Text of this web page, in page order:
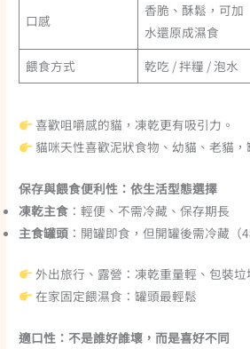
口感
香脆、酥鬆，可加
水還原成濕食
餵食方式
乾吃 / 拌糧 / 泡水
喜歡咀嚼感的貓，凍乾更有吸引力。
貓咪天性喜歡泥狀食物、幼貓、老貓，
保存與餵食便利性：依生活型態選擇
凍乾主食 ：輕便、不需冷藏、保存期長
主食罐頭 ：開罐即食，但開罐後需冷藏（
外出旅行、露營：凍乾重量輕、包裝
在家固定餵濕食：罐頭最輕鬆
適口性：不是誰好誰壞，而是喜好不同